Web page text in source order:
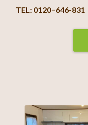
TEL: 0120−646-831